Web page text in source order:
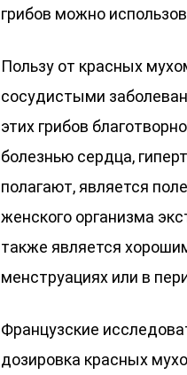
грибов можно
Пользу от красных
сосудистыми
этих грибов
болезнью сердца,
полагают, является
женского организма
также является
менструациях или в
Французские
дозировка красных